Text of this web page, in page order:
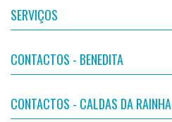
SERVIÇOS
CONTACTOS - BENEDITA
CONTACTOS - CALDAS DA RAINHA